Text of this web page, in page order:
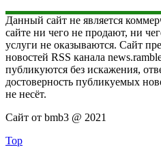
Данный сайт не является
сайте ни чего не продают, ни
услуги не оказываются. Сайт
новостей RSS канала
публикуются без искажения,
достоверность публикуемых
не несёт.
Сайт от bmb3 @ 2021
Top